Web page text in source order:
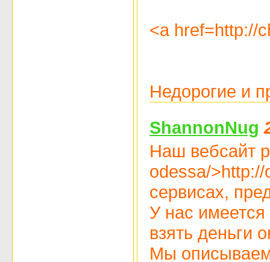
<a href=http://
Недорогие и
ShannonNug
Наш вебсайт
odessa/
сервисах,
У нас
взять деньги
Мы описываем